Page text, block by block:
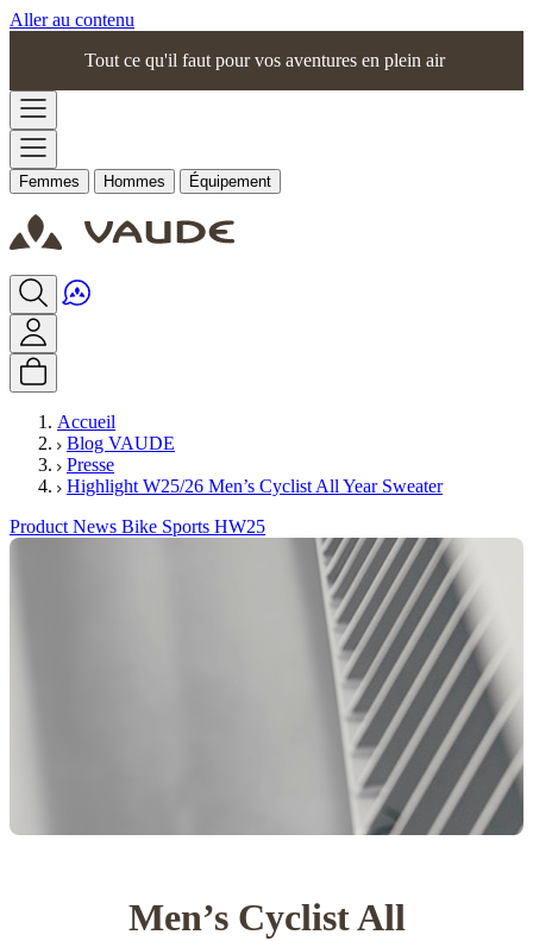
Aller au contenu
Tout ce qu'il faut pour vos aventures en plein air
Femmes Hommes Équipement
Accueil
Blog VAUDE
Presse
Highlight W25/26 Men’s Cyclist All Year Sweater
Product News Bike Sports HW25
Men’s Cyclist All